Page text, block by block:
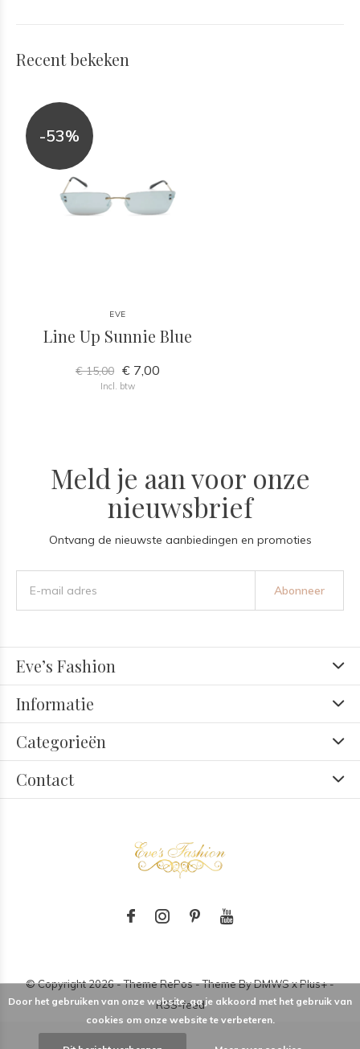
Recent bekeken
-53%
EVE
Line Up Sunnie Blue
€ 15,00 € 7,00
Incl. btw
Meld je aan voor onze
nieuwsbrief
Ontvang de nieuwste aanbiedingen en promoties
Abonneer
Eve’s Fashion
Informatie
Categorieën
Contact
© Copyright2026- Theme RePos - Theme ByDMWSxPlus+-
RSS-feed
Door het gebruiken van onze website, ga je akkoord met het gebruik van
cookies om onze website te verbeteren.